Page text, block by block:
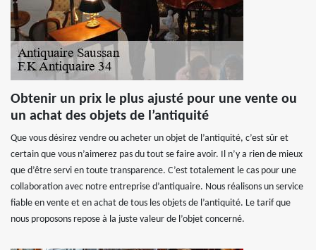
Obtenir un prix le plus ajusté pour une vente ou
un achat des objets de l’antiquité
Que vous désirez vendre ou acheter un objet de l’antiquité, c’est sûr et
certain que vous n’aimerez pas du tout se faire avoir. Il n’y a rien de mieux
que d’être servi en toute transparence. C’est totalement le cas pour une
collaboration avec notre entreprise d’antiquaire. Nous réalisons un service
fiable en vente et en achat de tous les objets de l’antiquité. Le tarif que
nous proposons repose à la juste valeur de l’objet concerné.